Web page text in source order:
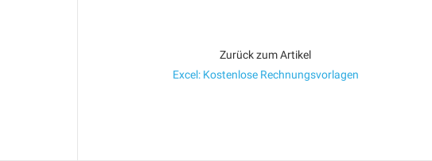
Zurück zum Artikel
Excel: Kostenlose Rechnungsvorlagen